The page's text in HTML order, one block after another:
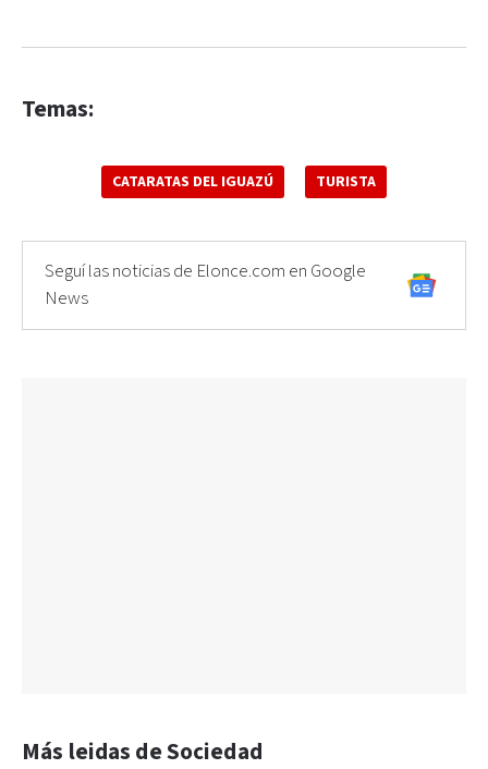
Temas:
CATARATAS DEL IGUAZÚ TURISTA
Seguí las noticias de Elonce.com en Google
News
Más leidas de Sociedad